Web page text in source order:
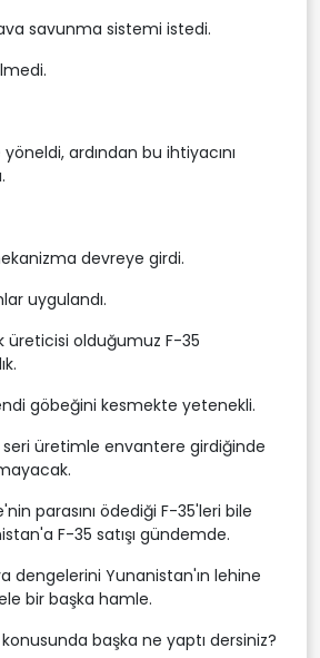
savunma sistemi istedi.
ardından bu ihtiyacını
devreye girdi.
uygulandı.
üreticisi olduğumuz F-35
göbeğini kesmekte yetenekli.
seri üretimle envantere girdiğinde
parasını ödediği F-35'leri bile
F-35 satışı gündemde.
dengelerini Yunanistan'ın lehine
bir başka hamle.
başka ne yaptı dersiniz?